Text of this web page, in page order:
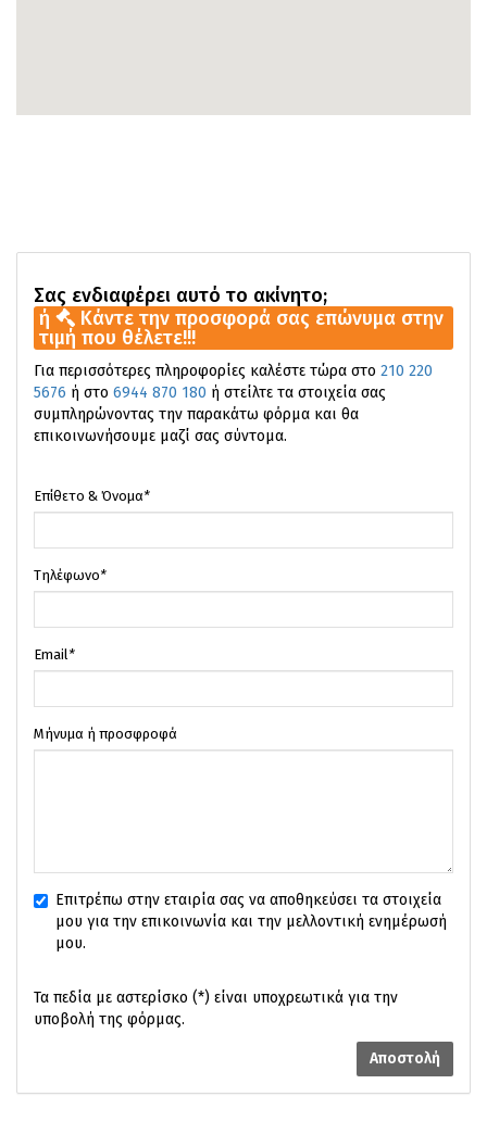
Σας ενδιαφέρει αυτό το ακίνητο;
ή
Κάντε την προσφορά σας επώνυμα στην
τιμή που θέλετε!!!
Για περισσότερες πληροφορίες καλέστε τώρα στο 210 220
5676 ή στο 6944 870 180 ή στείλτε τα στοιχεία σας
συμπληρώνοντας την παρακάτω φόρμα και θα
επικοινωνήσουμε μαζί σας σύντομα.
Επίθετο & Όνομα*
Τηλέφωνο*
Email*
Μήνυμα ή προσφροφά
Επιτρέπω στην εταιρία σας να αποθηκεύσει τα στοιχεία
μου για την επικοινωνία και την μελλοντική ενημέρωσή
μου.
Τα πεδία με αστερίσκο (*) είναι υποχρεωτικά για την
υποβολή της φόρμας.
Αποστολή